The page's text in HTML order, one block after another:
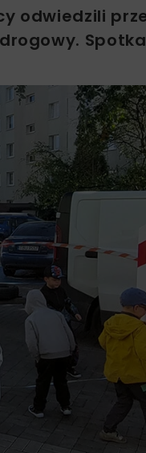
odwiedzili